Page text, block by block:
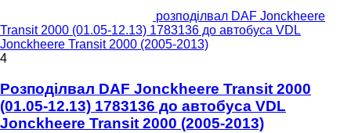
розподілвал DAF Jonckheere
Transit 2000 (01.05-12.13) 1783136 до автобуса VDL
Jonckheere Transit 2000 (2005-2013)
4
Розподілвал DAF Jonckheere Transit 2000
(01.05-12.13) 1783136 до автобуса VDL
Jonckheere Transit 2000 (2005-2013)